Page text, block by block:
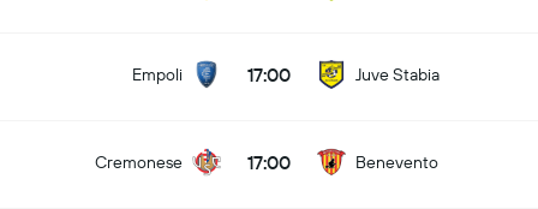
Empoli 17:00 Juve Stabia
Cremonese 17:00 Benevento